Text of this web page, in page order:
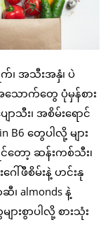
အသီးအနှံ၊ ပဲ
သောက်တွေ ပုံမှန်စား
ာသီး၊ အစိမ်းရောင်
တွေပါလို့ များ
င်ရင်တော့ ဆန်းကစ်သီး၊
ေါ်ဖီစိမ်းနဲ့ ဟင်းနု
ဆီ၊ almonds နဲ့
ားစွာပါလို့ စားသုံး